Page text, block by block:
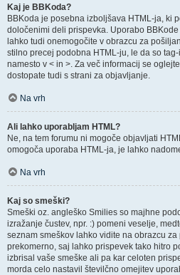
Kaj je BBKoda?
BBKoda je posebna izboljšava HTML-ja, ki
določenimi deli prispevka. Uporabo
lahko tudi onemogočite v obrazcu za
stilno precej podobna HTML-ju, le da so
namesto v < in >. Za več informacij se
dostopate tudi s strani za objavljanje.
Na vrh
Ali lahko uporabljam HTML?
Ne, na tem forumu ni mogoče objavljati
omogoča uporaba HTML-ja, je lahko
Na vrh
Kaj so smeški?
Smeški oz. angleško Smilies so majhne
izražanje čustev, npr. :) pomeni veselje,
seznam smeškov lahko vidite na obrazcu
prekomerno, saj lahko prispevek tako hitro
izbrisal vaše smeške ali pa kar celoten
morda celo nastavil številčno omejitev